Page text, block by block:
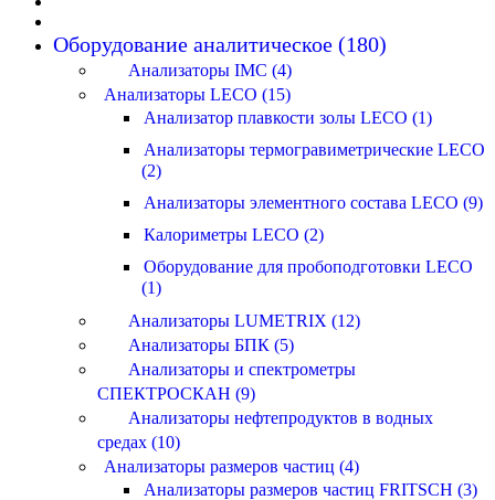
Оборудование аналитическое (180)
Анализаторы IMC (4)
Анализаторы LECO (15)
Анализатор плавкости золы LECO (1)
Анализаторы термогравиметрические LECO
(2)
Анализаторы элементного состава LECO (9)
Калориметры LECO (2)
Оборудование для пробоподготовки LECO
(1)
Анализаторы LUMETRIX (12)
Анализаторы БПК (5)
Анализаторы и спектрометры
СПЕКТРОСКАН (9)
Анализаторы нефтепродуктов в водных
средах (10)
Анализаторы размеров частиц (4)
Анализаторы размеров частиц FRITSCH (3)